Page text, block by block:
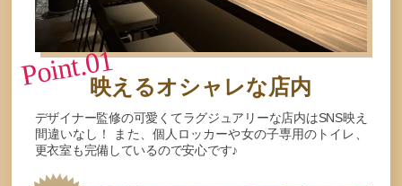
Point.01映えるオシャレな店内
デザイナー監修の可愛くてラグジュアリーな店内はSNS映え
間違いなし！ また、個人ロッカーや女の子専用のトイレ、
更衣室も完備しているので安心です♪